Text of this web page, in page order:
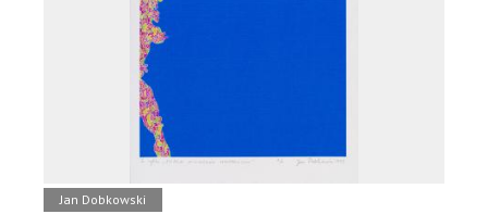
Jan Dobkowski